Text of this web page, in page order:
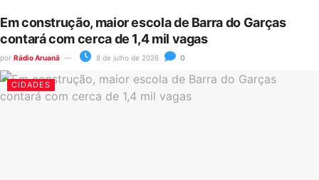
Em construção, maior escola de Barra do Garças
contará com cerca de 1,4 mil vagas
por Rádio Aruanã 8 de julho de 2026 0
CIDADES